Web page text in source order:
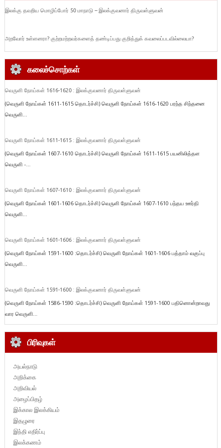
இலக்கு தவறிய மொழிப்போர் 50 மாநாடு – இலக்குவனார் திருவள்ளுவன்
அறவோர் உள்ளனரா? குற்றமற்றவர்களைத் தண்டிப்பது குறித்துக் கவலைப்படவில்லையா?
கலைச்சொற்கள்
வெருளி நோய்கள் 1616-1620 : இலக்குவனார் திருவள்ளுவன்
(வெருளி நோய்கள் 1611-1615 தொடர்ச்சி) வெருளி நோய்கள் 1616-1620 பரந்த சிந்தனை
வெருளி...
வெருளி நோய்கள் 1611-1615 : இலக்குவனார் திருவள்ளுவன்
(வெருளி நோய்கள் 1607-1610 தொடர்ச்சி) வெருளி நோய்கள் 1611-1615 பயனிலித்தள
வெருளி -...
வெருளி நோய்கள் 1607-1610 : இலக்குவனார் திருவள்ளுவன்
(வெருளி நோய்கள் 1601-1606 தொடர்ச்சி) வெருளி நோய்கள் 1607-1610 பந்தய ஊர்தி
வெருளி...
வெருளி நோய்கள் 1601-1606 : இலக்குவனார் திருவள்ளுவன்
(வெருளி நோய்கள் 1591-1600 :தொடர்ச்சி) வெருளி நோய்கள் 1601-1606 பத்தாம் வகுப்பு
வெருளி...
வெருளி நோய்கள் 1591-1600 : இலக்குவனார் திருவள்ளுவன்
(வெருளி நோய்கள் 1586-1590 :தொடர்ச்சி) வெருளி நோய்கள் 1591-1600 பதினொன்றாவது
வார வெருளி...
பிரிவுகள்
அயல்நாடு
அறிக்கை
அறிவியல்
அழைப்பிதழ்
இக்கால இலக்கியம்
இதழுரை
இந்தி எதிர்ப்பு
இலக்கணம்